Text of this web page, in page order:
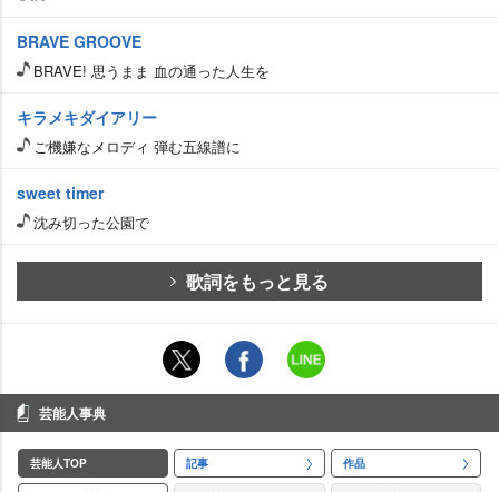
BRAVE GROOVE
BRAVE! 思うまま 血の通った人生を
キラメキダイアリー
ご機嫌なメロディ 弾む五線譜に
sweet timer
沈み切った公園で
歌詞をもっと見る
芸能人事典
芸能人TOP 記事 作品